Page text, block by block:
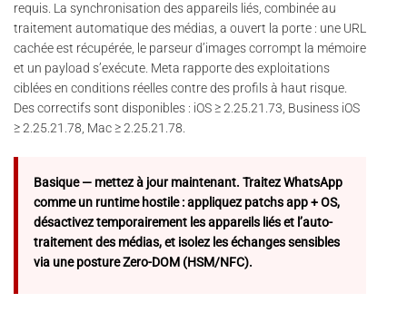
requis. La synchronisation des appareils liés, combinée au
traitement automatique des médias, a ouvert la porte : une URL
cachée est récupérée, le parseur d’images corrompt la mémoire
et un payload s’exécute. Meta rapporte des exploitations
ciblées en conditions réelles contre des profils à haut risque.
Des correctifs sont disponibles : iOS ≥ 2.25.21.73, Business iOS
≥ 2.25.21.78, Mac ≥ 2.25.21.78.
Basique — mettez à jour maintenant. Traitez WhatsApp
comme un runtime hostile : appliquez patchs app + OS,
désactivez temporairement les appareils liés et l’auto-
traitement des médias, et isolez les échanges sensibles
via une posture Zero-DOM (HSM/NFC).